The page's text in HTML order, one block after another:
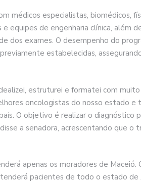
médicos especialistas, biomédicos,
equipes de engenharia clínica, além
dos exames. O desempenho do
estabelecidas,
estruturei e formatei com
oncologistas do nosso estado
O objetivo é realizar o diagnóstico
a senadora, acrescentando que
apenas os moradores de
pacientes de todo o estado de